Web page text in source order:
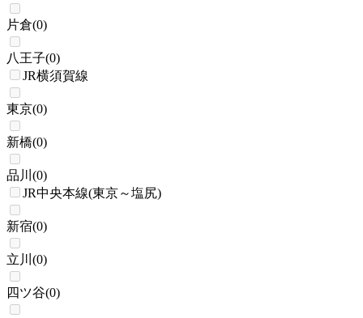
片倉(0)
八王子(0)
JR横須賀線
東京(0)
新橋(0)
品川 (0)
JR中央本線(東京～塩尻)
新宿(0)
立川 (0)
四ツ谷(0)